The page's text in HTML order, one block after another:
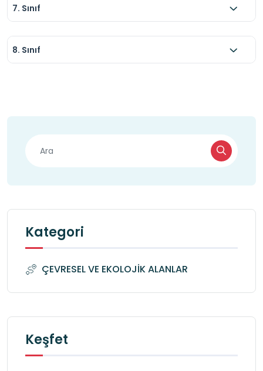
7. Sınıf
8. Sınıf
Kategori
ÇEVRESEL VE EKOLOJİK ALANLAR
Keşfet